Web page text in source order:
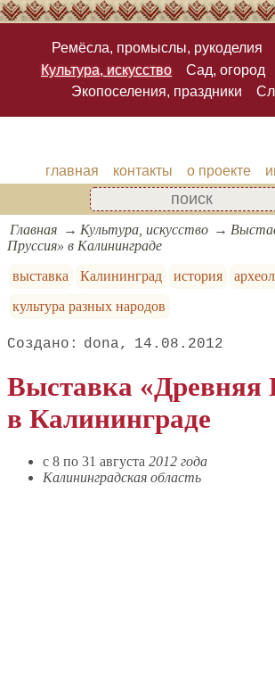
Ремёсла, промыслы, рукоделия
Культура, искусство
Сад, огород
Экопоселения, праздники
главная контакты о проекте
Главная Культура, искусство
Пруссия» в Калининграде
выставка
Калининград история
культура разных народов
dona 14.08.2012
Выставка «Древняя
в Калининграде
c 8 по 31 августа 2012 года
Калининградская область